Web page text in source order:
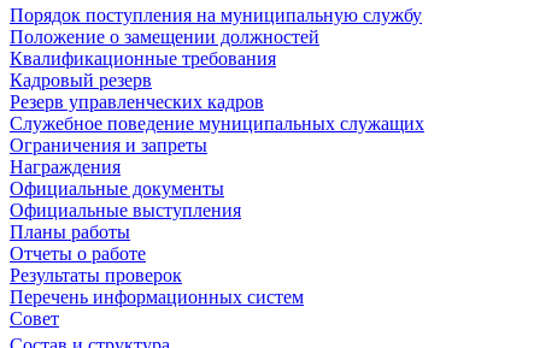
Порядок поступления на муниципальную службу
Положение о замещении должностей
Квалификационные требования
Кадровый резерв
Резерв управленческих кадров
Служебное поведение муниципальных служащих
Ограничения и запреты
Награждения
Официальные документы
Официальные выступления
Планы работы
Отчеты о работе
Результаты проверок
Перечень информационных систем
Совет